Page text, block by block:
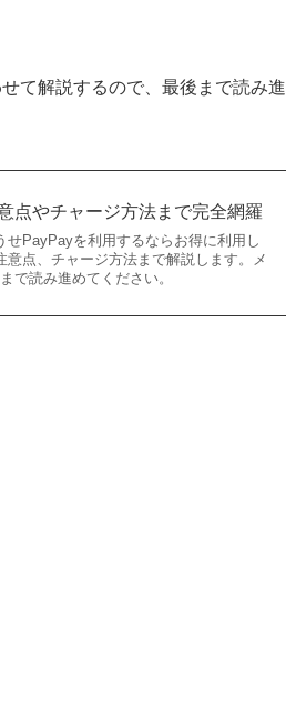
て解説するので、最後まで読み進
点やチャージ方法まで完全網羅
PayPayを利用するならお得に利用し
点、チャージ方法まで解説します。メ
で読み進めてください。